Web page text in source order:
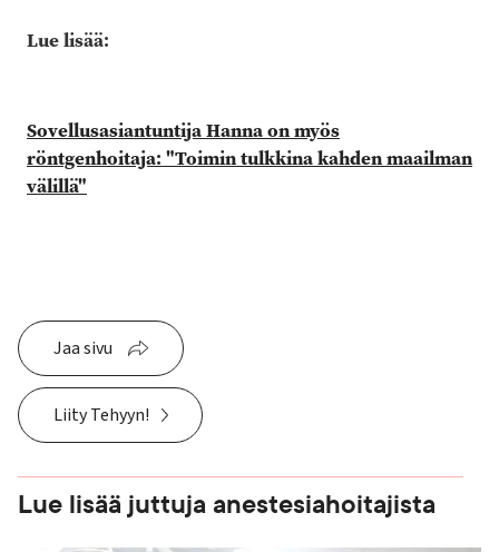
Lue lisää:
Sovellusasiantuntija Hanna on myös
röntgenhoitaja: "Toimin tulkkina kahden maailman
välillä"
Jaa sivu
Liity Tehyyn!
Lue lisää juttuja anestesiahoitajista